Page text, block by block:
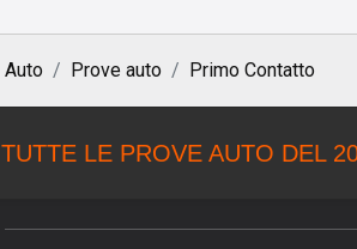
Auto Prove auto Primo Contatto
TUTTE LE PROVE AUTO DEL